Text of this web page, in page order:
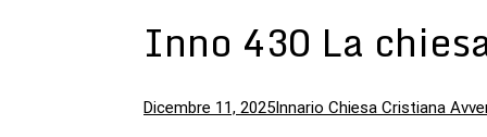
Inno 430 La
Dicembre 11, 2025Innario Chiesa Cristiana